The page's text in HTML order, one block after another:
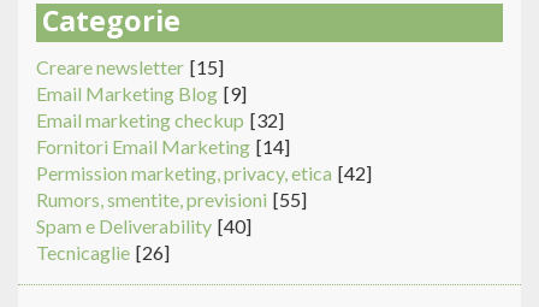
Categorie
Creare newsletter [15]
Email Marketing Blog [9]
Email marketing checkup [32]
Fornitori Email Marketing [14]
Permission marketing, privacy, etica [42]
Rumors, smentite, previsioni [55]
Spam e Deliverability [40]
Tecnicaglie [26]